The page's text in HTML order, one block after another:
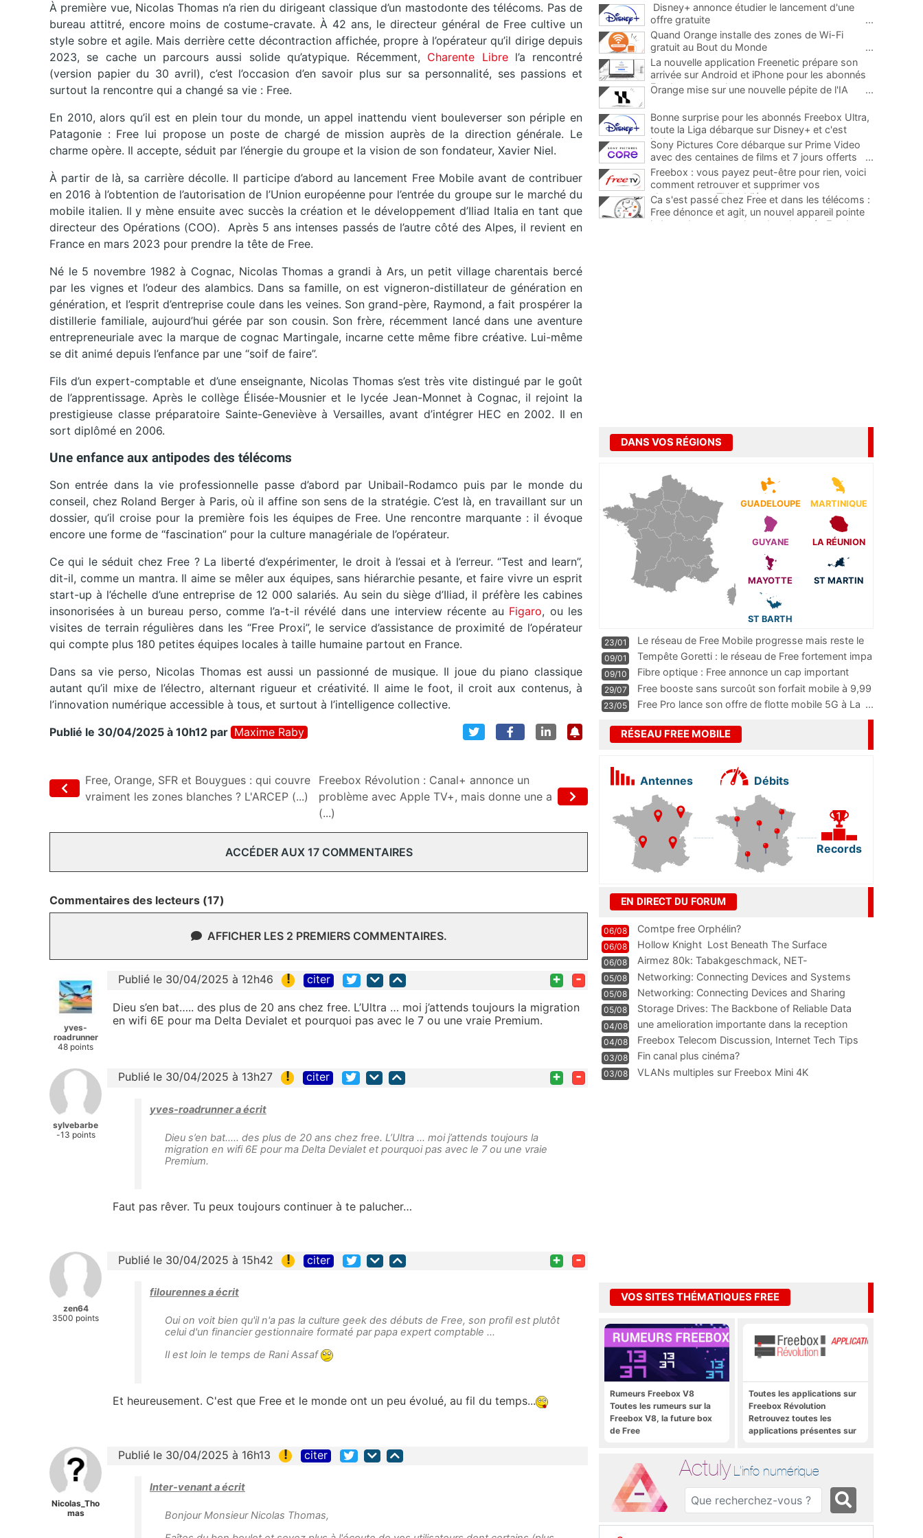
À première vue, Nicolas Thomas n’a rien du dirigeant classique d’un mastodonte des télécoms. Pas de
bureau attitré, encore moins de costume-cravate. À 42 ans, le directeur général de Free cultive un
style sobre et agile. Mais derrière cette décontraction affichée, propre à l’opérateur qu’il dirige depuis
2023, se cache un parcours aussi solide qu’atypique. Récemment, Charente Libre l’a rencontré
(version papier du 30 avril), c’est l’occasion d’en savoir plus sur sa personnalité, ses passions et
surtout la rencontre qui a changé sa vie : Free.
En 2010, alors qu’il est en plein tour du monde, un appel inattendu vient bouleverser son périple en
Patagonie : Free lui propose un poste de chargé de mission auprès de la direction générale. Le
charme opère. Il accepte, séduit par l’énergie du groupe et la vision de son fondateur, Xavier Niel.
À partir de là, sa carrière décolle. Il participe d’abord au lancement Free Mobile avant de contribuer
en 2016 à l’obtention de l’autorisation de l’Union européenne pour l’entrée du groupe sur le marché du
mobile italien. Il y mène ensuite avec succès la création et le développement d’Iliad Italia en tant que
directeur des Opérations (COO). Après 5 ans intenses passés de l’autre côté des Alpes, il revient en
France en mars 2023 pour prendre la tête de Free.
Né le 5 novembre 1982 à Cognac, Nicolas Thomas a grandi à Ars, un petit village charentais bercé
par les vignes et l’odeur des alambics. Dans sa famille, on est vigneron-distillateur de génération en
génération, et l’esprit d’entreprise coule dans les veines. Son grand-père, Raymond, a fait prospérer la
distillerie familiale, aujourd’hui gérée par son cousin. Son frère, récemment lancé dans une aventure
entrepreneuriale avec la marque de cognac Martingale, incarne cette même fibre créative. Lui-même
se dit animé depuis l’enfance par une “soif de faire”.
Fils d’un expert-comptable et d’une enseignante, Nicolas Thomas s’est très vite distingué par le goût
de l’apprentissage. Après le collège Élisée-Mousnier et le lycée Jean-Monnet à Cognac, il rejoint la
prestigieuse classe préparatoire Sainte-Geneviève à Versailles, avant d’intégrer HEC en 2002. Il en
sort diplômé en 2006.
Une enfance aux antipodes des télécoms
Son entrée dans la vie professionnelle passe d’abord par Unibail-Rodamco puis par le monde du
conseil, chez Roland Berger à Paris, où il affine son sens de la stratégie. C’est là, en travaillant sur un
dossier, qu’il croise pour la première fois les équipes de Free. Une rencontre marquante : il évoque
encore une forme de “fascination” pour la culture managériale de l’opérateur.
Ce qui le séduit chez Free ? La liberté d’expérimenter, le droit à l’essai et à l’erreur. “Test and learn”,
dit-il, comme un mantra. Il aime se mêler aux équipes, sans hiérarchie pesante, et faire vivre un esprit
start-up à l’échelle d’une entreprise de 12 000 salariés. Au sein du siège d’Iliad, il préfère les cabines
insonorisées à un bureau perso, comme l’a-t-il révélé dans une interview récente au Figaro, ou les
visites de terrain régulières dans les “Free Proxi”, le service d’assistance de proximité de l’opérateur
qui compte plus 180 petites équipes locales à taille humaine partout en France.
Dans sa vie perso, Nicolas Thomas est aussi un passionné de musique. Il joue du piano classique
autant qu’il mixe de l’électro, alternant rigueur et créativité. Il aime le foot, il croit aux contenus, à
l’innovation numérique accessible à tous, et surtout à l’intelligence collective.
Publié le 30/04/2025 à 10h12 par Maxime Raby
Free, Orange, SFR et Bouygues : qui couvre
vraiment les zones blanches ? L'ARCEP (...)
Freebox Révolution : Canal+ annonce un
problème avec Apple TV+, mais donne une a
(...)
ACCÉDER AUX 17 COMMENTAIRES
Commentaires des lecteurs (17)
AFFICHER LES 2 PREMIERS COMMENTAIRES.
yves-
roadrunner
48 points
Publié le 30/04/2025 à 12h46 ! citer + -
Dieu s’en bat….. des plus de 20 ans chez free. L’Ultra … moi j’attends toujours la migration
en wifi 6E pour ma Delta Devialet et pourquoi pas avec le 7 ou une vraie Premium.
sylvebarbe
-13 points
Publié le 30/04/2025 à 13h27 ! citer + -
yves-roadrunner a écrit
Dieu s’en bat….. des plus de 20 ans chez free. L’Ultra … moi j’attends toujours la
migration en wifi 6E pour ma Delta Devialet et pourquoi pas avec le 7 ou une vraie
Premium.
Faut pas rêver. Tu peux toujours continuer à te palucher…
zen64
3500 points
Publié le 30/04/2025 à 15h42 ! citer + -
filourennes a écrit
Oui on voit bien qu'il n'a pas la culture geek des débuts de Free, son profil est plutôt
celui d'un financier gestionnaire formaté par papa expert comptable ...
Il est loin le temps de Rani Assaf
Et heureusement. C'est que Free et le monde ont un peu évolué, au fil du temps...
Nicolas_Tho
mas
Publié le 30/04/2025 à 16h13 ! citer
Inter-venant a écrit
Bonjour Monsieur Nicolas Thomas,
Disney+ annonce étudier le lancement d'une
offre gratuite
...
Quand Orange installe des zones de Wi-Fi
gratuit au Bout du Monde
...
La nouvelle application Freenetic prépare son
arrivée sur Android et iPhone pour les abonnés
Freebox, testez la
Orange mise sur une nouvelle pépite de l'IA ...
Bonne surprise pour les abonnés Freebox Ultra,
toute la Liga débarque sur Disney+ et c'est
inclus
Sony Pictures Core débarque sur Prime Video
avec des centaines de films et 7 jours offerts
...
Freebox : vous payez peut-être pour rien, voici
comment retrouver et supprimer vos
abonnements TV oubliés
...
Ca s'est passé chez Free et dans les télécoms :
Free dénonce et agit, un nouvel appareil pointe
le bout de son nez chez des abonnés Freebox...
DANS VOS RÉGIONS
GUADELOUPE MARTINIQUE
GUYANE LA RÉUNION
MAYOTTE ST MARTIN
ST BARTH
23/01
Le réseau de Free Mobile progresse mais reste le
m
...
09/01
Tempête Goretti : le réseau de Free fortement impa
09/10
Fibre optique : Free annonce un cap important
pass
...
29/07
Free booste sans surcoût son forfait mobile à 9,99
23/05 Free Pro lance son offre de flotte mobile 5G à La ...
RÉSEAU FREE MOBILE
Antennes Débits
Records
EN DIRECT DU FORUM
06/08 Comtpe free Orphélin?
06/08 Hollow Knight  Lost Beneath The Surface
06/08
Airmez 80k: Tabakgeschmack, NET-
Technologie und Leistung im
05/08 Networking: Connecting Devices and Systems
05/08
Networking: Connecting Devices and Sharing
Information
05/08
Storage Drives: The Backbone of Reliable Data
Management
04/08
une amelioration importante dans la reception
WIFI
04/08
Freebox Telecom Discussion, Internet Tech Tips
Communi
03/08 Fin canal plus cinéma?
03/08 VLANs multiples sur Freebox Mini 4K
VOS SITES THÉMATIQUES FREE
Rumeurs Freebox V8
Toutes les rumeurs sur la
Freebox V8, la future box
de Free
Toutes les applications sur
Freebox Révolution
Retrouvez toutes les
applications présentes sur
Actuly L'info numérique